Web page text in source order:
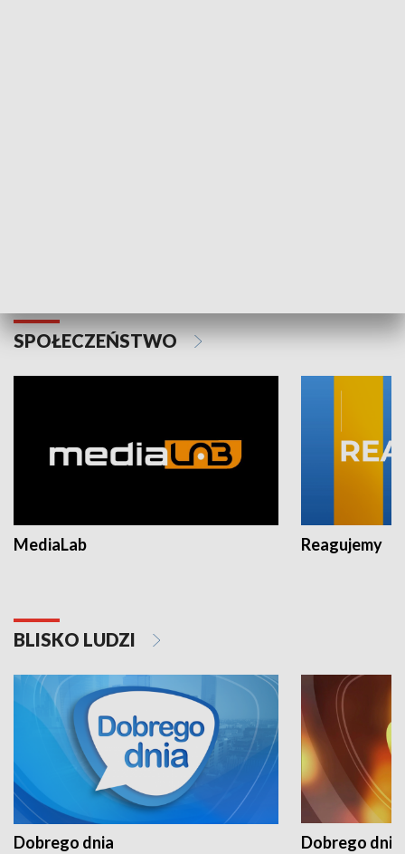
SPOŁECZEŃSTWO
MediaLab Reagujemy
BLISKO LUDZI
Dobrego dnia Dobrego dnia